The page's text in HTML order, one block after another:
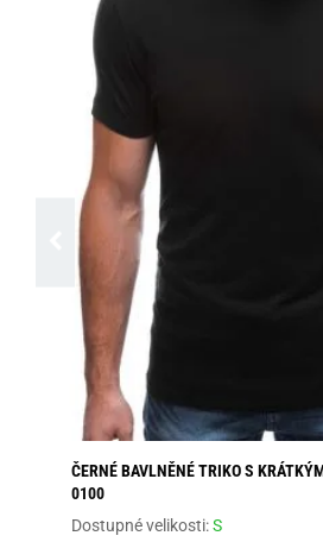
ČERNÉ BAVLNĚNÉ TRIKO S
0100
Dostupné velikosti:S